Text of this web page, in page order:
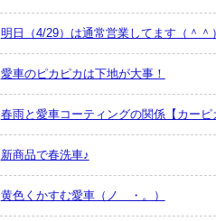
明日（4/29）は通常営業してます（＾＾
愛車のピカピカは下地が大事！
春雨と愛車コーティングの関係【カーピ
新商品で春洗車♪
黄色くかすむ愛車（ノ＿・。）